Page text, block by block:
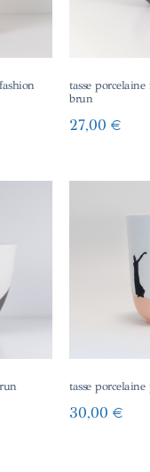
tasse porcelaine
brun
27,00 €
tasse
30,00 €